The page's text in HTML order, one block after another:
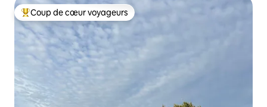
Coups de cœur voyageurs les plus appréciés
Coup de cœur voyageurs